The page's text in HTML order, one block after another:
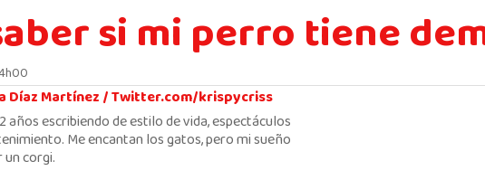
si mi perro tiene
Díaz Martínez /Twitter.com/krispycriss
años escribiendo de estilo de vida, espectáculos
Me encantan los gatos, pero mi sueño
corgi.